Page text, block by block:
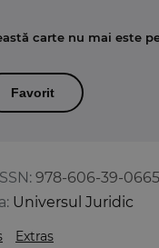
978-606-39-
Universul Juridic
Extras
carte nu mai este
Favorit